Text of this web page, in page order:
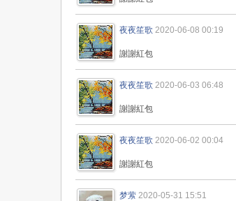
夜夜笙歌 2020-06-08 00:19
謝謝紅包
夜夜笙歌 2020-06-03 06:48
謝謝紅包
夜夜笙歌 2020-06-02 00:04
謝謝紅包
梦萦 2020-05-31 15:51